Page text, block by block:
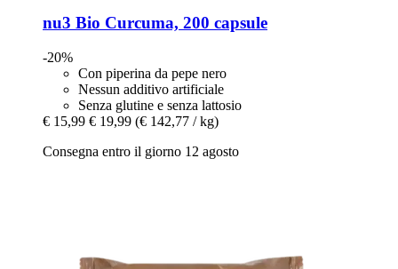
nu3 Bio Curcuma, 200 capsule
-20%
Con piperina da pepe nero
Nessun additivo artificiale
Senza glutine e senza lattosio
€ 15,99 € 19,99 (€ 142,77 / kg)
Consegna entro il giorno 12 agosto